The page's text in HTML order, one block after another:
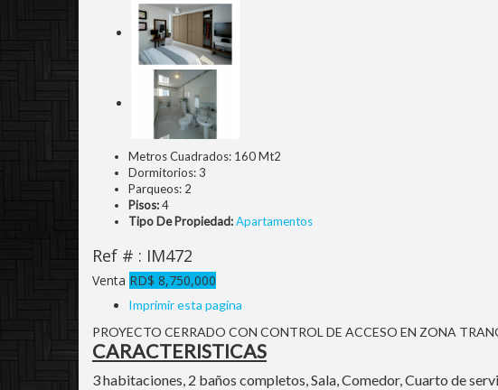
Metros Cuadrados: 160 Mt2
Dormitorios:3
Parqueos: 2
Pisos:4
Tipo De Propiedad:Apartamentos
Ref # : IM472
Venta RD$ 8,750,000
Imprimir esta pagina
PROYECTO CERRADO CON CONTROL DE ACCESO EN ZONA
CARACTERISTICAS
3 habitaciones, 2 baños completos, Sala, Comedor, Cuarto de